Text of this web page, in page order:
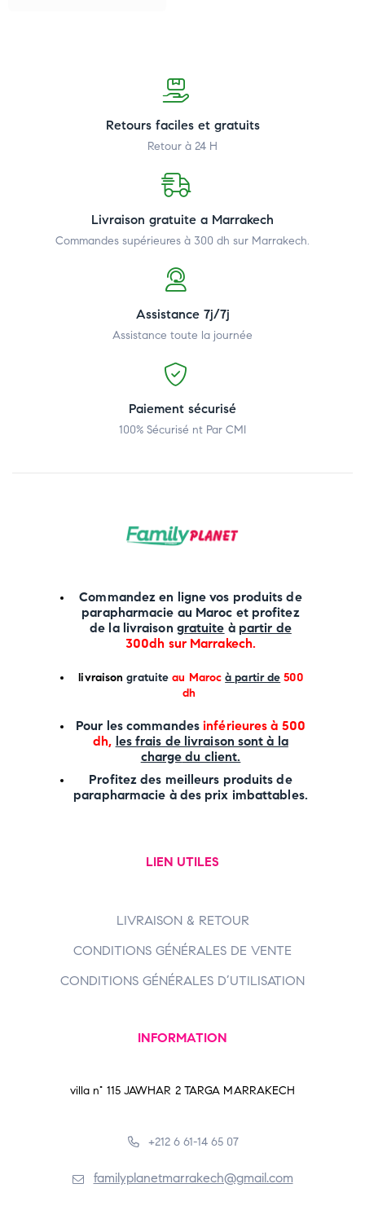
Retours faciles et gratuits
Retour à 24 H
Livraison gratuite a Marrakech
Commandes supérieures à 300 dh sur Marrakech.
Assistance 7j/7j
Assistance toute la journée
Paiement sécurisé
100% Sécurisé nt Par CMI
Commandez en ligne vos produits de
parapharmacie au Maroc et profitez
de la livraison gratuite à partir de
300dh sur Marrakech.
livraison gratuite au Maroc à partir de 500
dh
Pour les commandesinférieures à 500
dh, les frais de livraison sont à la
charge du client.
Profitez des meilleurs produits de
parapharmacie à des prix imbattables.
LIEN UTILES
LIVRAISON & RETOUR
CONDITIONS GÉNÉRALES DE VENTE
CONDITIONS GÉNÉRALES D’UTILISATION
INFORMATION
villa n° 115 JAWHAR 2 TARGA MARRAKECH
+212 6 61-14 65 07
familyplanetmarrakech@gmail.com